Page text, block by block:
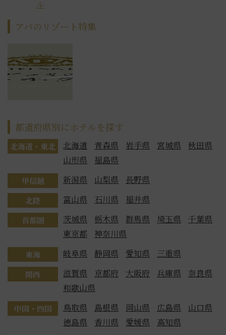
ル
アパのリゾート特集
都道府県別にホテルを探す
北海道・東北 北海道 青森県 岩手県 宮城県
秋田県
山形県
福島県
甲信越 新潟県 山梨県 長野県
北陸 富山県 石川県 福井県
首都圏 茨城県 栃木県 群馬県 埼玉県
千葉県
東京都
神奈川県
東海 岐阜県 静岡県 愛知県 三重県
関西 滋賀県 京都府 大阪府 兵庫県
奈良県
和歌山県
中国・四国 鳥取県 島根県 岡山県 広島県
山口県
徳島県
香川県 愛媛県 高知県